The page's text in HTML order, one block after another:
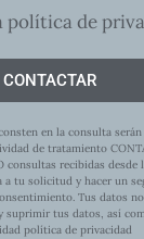
política de
CONTACTAR
en la consulta
de tratamiento
recibidas desde
a tu solicitud y hacer un
Tus datos
suprimir tus datos, así
política de privacidad